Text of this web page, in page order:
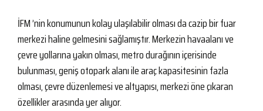
İFM ’nin konumunun kolay ulaşılabilir olması da cazip bir fuar
merkezi haline gelmesini sağlamıştır. Merkezin havaalanı ve
çevre yollarına yakın olması, metro durağının içerisinde
bulunması, geniş otopark alanı ile araç kapasitesinin fazla
olması, çevre düzenlemesi ve altyapısı, merkezi öne çıkaran
özellikler arasında yer alıyor.